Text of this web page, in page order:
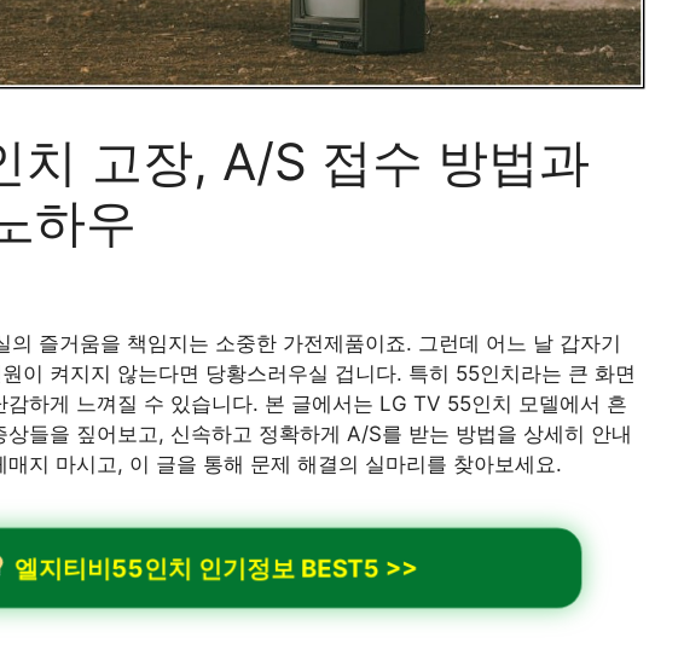
치 고장, A/S 접수 방법과
하우
즐거움을 책임지는 소중한 가전제품이죠. 그런데 어느 날 갑자기
이 켜지지 않는다면 당황스러우실 겁니다. 특히 55인치라는 큰 화면
하게 느껴질 수 있습니다. 본 글에서는 LG TV 55인치 모델에서 흔
들을 짚어보고, 신속하고 정확하게 A/S를 받는 방법을 상세히 안내
지 마시고, 이 글을 통해 문제 해결의 실마리를 찾아보세요.
엘지티비55인치 인기정보 BEST5 >>